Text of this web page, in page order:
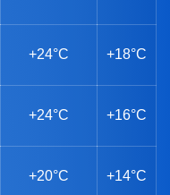
+24°C +18°C
+24°C +16°C
+20°C +14°C